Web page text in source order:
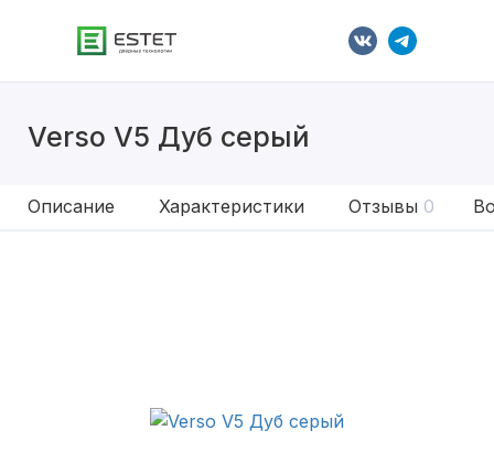
Verso V5 Дуб серый
Описание Характеристики Отзывы 0